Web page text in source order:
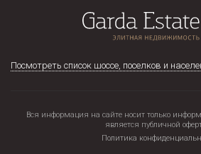
Посмотреть список шоссе, поселков и
Вся информация на сайте носит только
является публичной
Политика